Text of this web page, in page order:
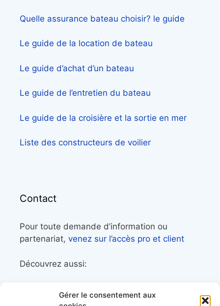
Gérer le consentement aux
Quelle assurance bateau choisir? le guide
Le guide de la location de bateau
Le guide d’achat d’un bateau
Le guide de l’entretien du bateau
Le guide de la croisière et la sortie en mer
Liste des constructeurs de voilier
Contact
Pour toute demande d’information ou
partenariat, venez sur l’accès pro et client
Découvrez aussi:
librairie maritime